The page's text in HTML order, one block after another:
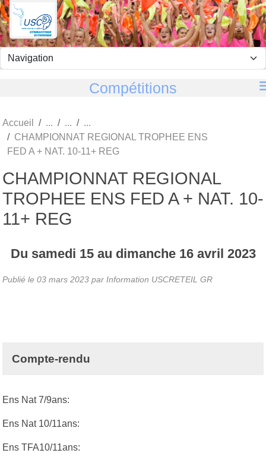
Compétitions
Accueil
CHAMPIONNAT REGIONAL TROPHEE ENS
FED A + NAT. 10-11+ REG
CHAMPIONNAT REGIONAL
TROPHEE ENS FED A + NAT. 10-
11+ REG
Du samedi 15au dimanche 16 avril 2023
Publié le 03 mars 2023 par Information USCRETEIL GR
Compte-rendu
Ens Nat 7/9ans:
Ens Nat 10/11ans:
Ens TFA10/11ans:
Panneau de gestion des cookies